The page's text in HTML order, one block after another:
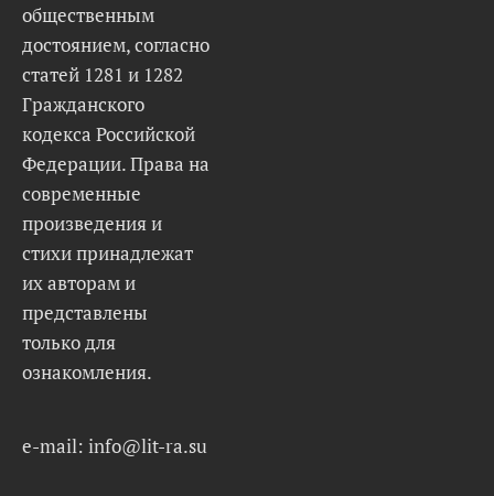
общественным
достоянием, согласно
статей 1281 и 1282
Гражданского
кодекса Российской
Федерации. Права на
современные
произведения и
стихи принадлежат
их авторам и
представлены
только для
ознакомления.
e-mail: info@lit-ra.su